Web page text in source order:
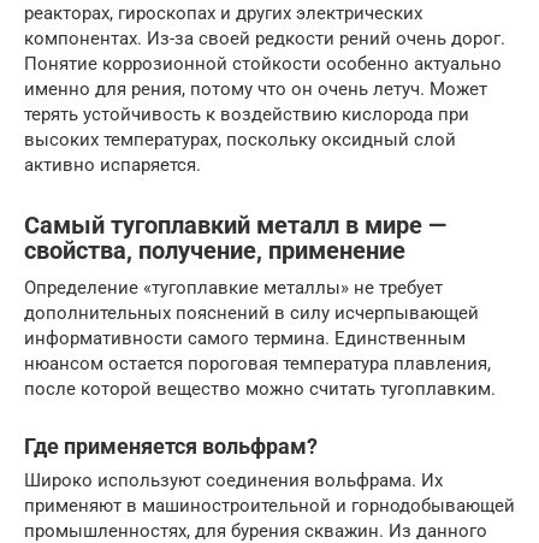
реакторах, гироскопах и других электрических
компонентах. Из-за своей редкости рений очень дорог.
Понятие коррозионной стойкости особенно актуально
именно для рения, потому что он очень летуч. Может
терять устойчивость к воздействию кислорода при
высоких температурах, поскольку оксидный слой
активно испаряется.
Самый тугоплавкий металл в мире —
свойства, получение, применение
Определение «тугоплавкие металлы» не требует
дополнительных пояснений в силу исчерпывающей
информативности самого термина. Единственным
нюансом остается пороговая температура плавления,
после которой вещество можно считать тугоплавким.
Где применяется вольфрам?
Широко используют соединения вольфрама. Их
применяют в машиностроительной и горнодобывающей
промышленностях, для бурения скважин. Из данного